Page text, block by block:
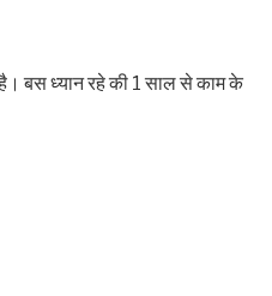
बस ध्यान रहे की 1 साल से काम के